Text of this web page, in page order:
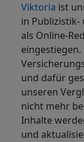
Viktoria ist
in
als Online-
eingestiegen.
und dafür
unseren
nicht mehr
Inhalte
und